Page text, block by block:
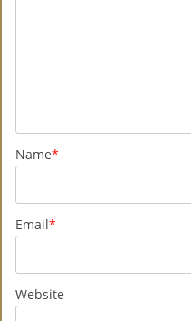
Name*
Email*
Website